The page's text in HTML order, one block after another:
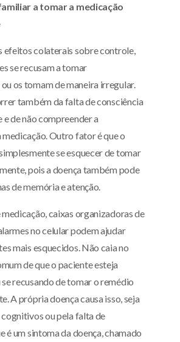
a tomar a medicação
efeitos colaterais sobre controle,
se recusam a tomar
os tomam de maneira irregular.
também da falta de consciência
e de não compreender a
Outro fator é que o
se esquecer de tomar
pois a doença também pode
de memória e atenção.
caixas organizadoras de
no celular podem ajudar
mais esquecidos. Não caia no
de que o paciente esteja
recusando de tomar o remédio
A própria doença causa isso, seja
ou pela falta de
é um sintoma da doença, chamado